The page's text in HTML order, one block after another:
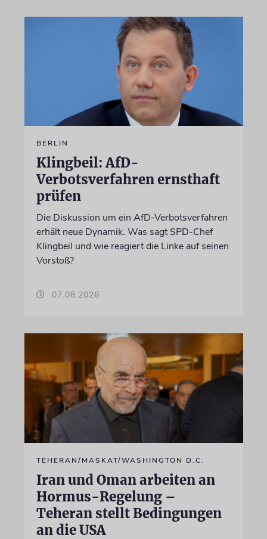
BERLIN
Klingbeil: AfD-
Verbotsverfahren ernsthaft
prüfen
Die Diskussion um ein AfD-Verbotsverfahren
erhält neue Dynamik. Was sagt SPD-Chef
Klingbeil und wie reagiert die Linke auf seinen
Vorstoß?
07.08.2026
TEHERAN/MASKAT/WASHINGTON D.C.
Iran und Oman arbeiten an
Hormus-Regelung –
Teheran stellt Bedingungen
an die USA